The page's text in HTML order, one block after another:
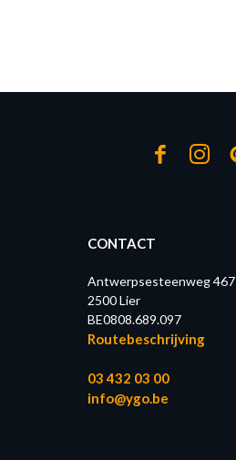
CONTACT
Antwerpsesteenweg 467
2500 Lier
BE0808.689.097
Routebeschrijving
03 432 03 00
info@ygo.be